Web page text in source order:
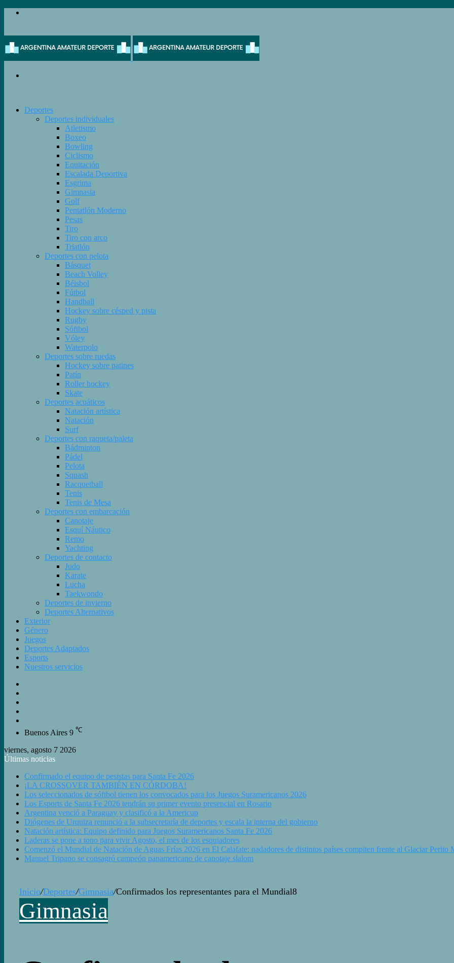
Deportes
Deportes individuales
Atletismo
Boxeo
Bowling
Ciclismo
Equitación
Escalada Deportiva
Esgrima
Gimnasia
Golf
Pentatlón Moderno
Pesas
Tiro
Tiro con arco
Triatlón
Deportes con pelota
Básquet
Beach Volley
Béisbol
Fútbol
Handball
Hockey sobre césped y pista
Rugby
Sóftbol
Vóley
Waterpolo
Deportes sobre ruedas
Hockey sobre patines
Patín
Roller hockey
Skate
Deportes acuáticos
Natación artística
Natación
Surf
Deportes con raqueta/paleta
Bádminton
Pádel
Pelota
Squash
Racquetball
Tenis
Tenis de Mesa
Deportes con embarcación
Canotaje
Esquí Náutico
Remo
Yachting
Deportes de contacto
Judo
Karate
Lucha
Taekwondo
Deportes de invierno
Deportes Alternativos
Exterior
Género
Juegos
Deportes Adaptados
Esports
Nuestros servicios
Sesión
Buenos Aires 9 ℃
viernes, agosto 7 2026
Últimas noticias
Confirmado el equipo de pesistas para Santa Fe 2026
¡LA CROSSOVER TAMBIÉN EN CÓRDOBA!
Los seleccionados de sóftbol tienen los convocados para los Juegos Suramericanos 2026
Los Esports de Santa Fe 2026 tendrán su primer evento presencial en Rosario
Argentina venció a Paraguay y clasificó a la Americup
Diógenes de Urquiza renunció a la subsecretaría de deportes y escala la interna del gobierno
Natación artística: Equipo definido para Juegos Suramericanos Santa Fe 2026
Laderas se pone a tono para vivir Agosto, el mes de los esquiadores
Comenzó el Mundial de Natación de Aguas Frías 2026 en El Calafate: nadadores de distintos países compiten frente al Glaciar Perito
Manuel Tripano se consagró campeón panamericano de canotaje slalom
Inicio/Deportes/Gimnasia/Confirmados los representantes para el Mundial8
Gimnasia